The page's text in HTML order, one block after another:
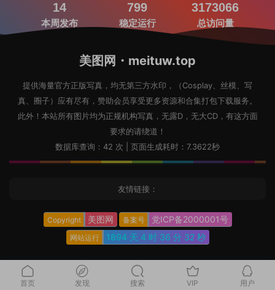
14
本周发布
799
稳定运行
3173066
总访问量
美图网・meituw.top
提供海量官方正版写真，均无第三方水印，（Cosplay、丝模、写
真、圈子）应有尽有，赞助会员享受更多资源和合集打包下载服务。
此外！本站所有图片均为正规机构写真，无露D，无大CD，有这方面
要求的请绕道！
数据库查询：42 次 | 页面生成耗时：7.3622秒
友情链接：
Copyright 美图网 备案号 党ICP备2000001号
网站运行 1894 天 4 时 36 分 33 秒
首页 发现 搜索 VIP 用户